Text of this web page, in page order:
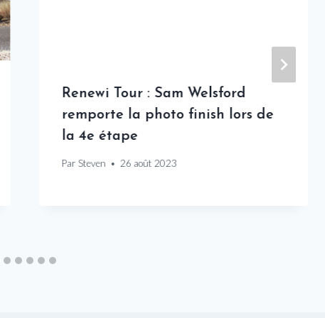
Renewi Tour : Sam Welsford
remporte la photo finish lors de
la 4e étape
Par Steven 26 août 2023